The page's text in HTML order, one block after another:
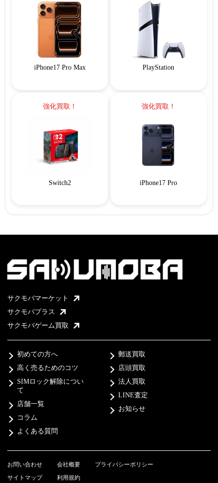
iPhone17 Pro Max PlayStation
強化買取！
Switch2
強化買取！
iPhone17 Pro
サクモバマーケット
サクモバプラス
サクモバゲーム買取
初めての方へ
高く売るためのコツ
SIMロック解除につい
て
店舗一覧
コラム
よくある質問
郵送買取
店頭買取
法人買取
LINE査定
お知らせ
お問い合わせ 会社概要
プライバシーポリシー
サイトマップ
利用規約